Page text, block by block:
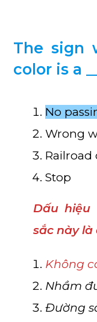
The sign
color is a
No
Wrong
Railroad
Stop
Dấu hiệu
sắc này là
Không
Nhầm
Đường